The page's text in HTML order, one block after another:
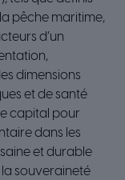
la pêche maritime,
d’un
dimensions
et de santé
capital pour
dans les
et durable
souveraineté